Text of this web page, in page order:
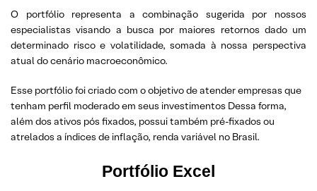
O portfólio representa a combinação sugerida por nossos
especialistas visando a busca por maiores retornos dado um
determinado risco e volatilidade, somada à nossa perspectiva
atual do cenário macroeconômico.
Esse portfólio foi criado com o objetivo de atender empresas que
tenham perfil moderado em seus investimentos Dessa forma,
além dos ativos pós fixados, possui também pré-fixados ou
atrelados a índices de inflação, renda variável no Brasil.
Portfólio Excel